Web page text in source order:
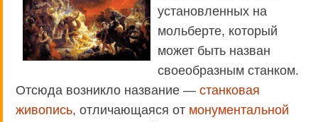
установленных на
мольберте, который
может быть назван
своеобразным станком.
Отсюда возникло название — станковая
живопись, отличающаяся от монументальной